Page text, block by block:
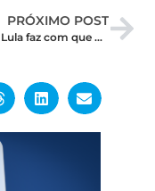
PRÓXIMO POST
O efeito Lula faz com que Fátima acredite que Cadu Xavier chegará ao segundo turno